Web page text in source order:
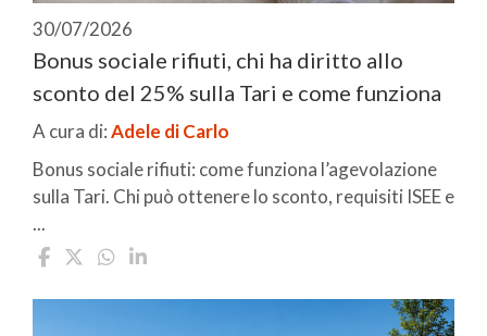
30/07/2026
Bonus sociale rifiuti, chi ha diritto allo
sconto del 25% sulla Tari e come funziona
A cura di:Adele di Carlo
Bonus sociale rifiuti: come funziona l’agevolazione
sulla Tari. Chi può ottenere lo sconto, requisiti ISEE e
...